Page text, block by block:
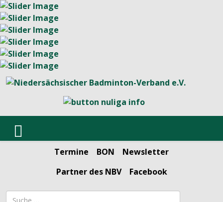
Termine BON
Newsletter
Partner des NBV
Facebook
Suchbegriff